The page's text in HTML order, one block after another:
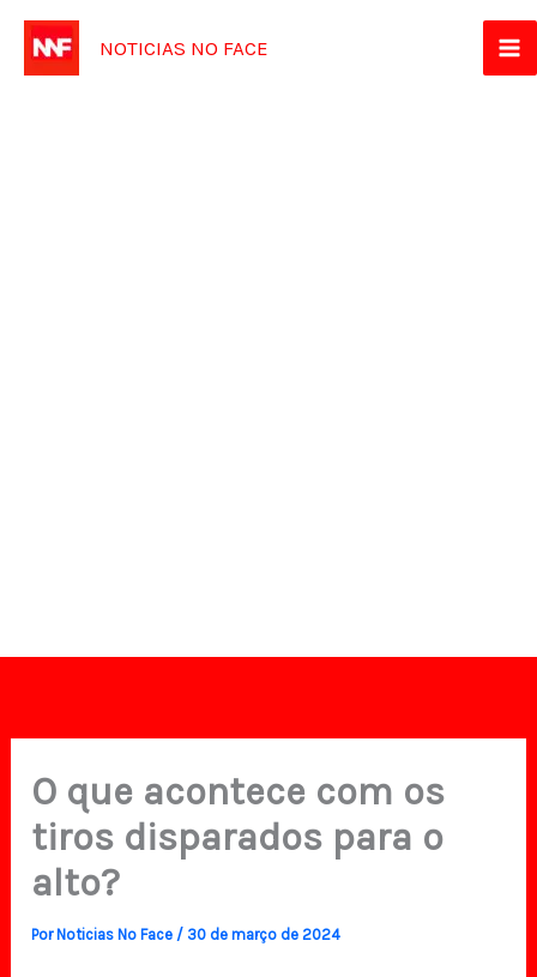
para
NOTICIAS NO FACE
O que acontece com os
tiros disparados para o
alto?
PorNoticias No Face / 30 de março de 2024